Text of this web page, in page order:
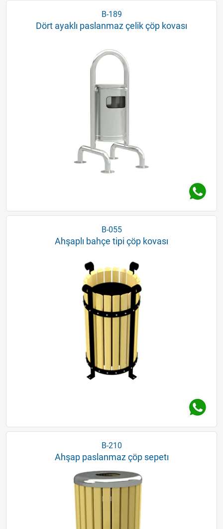
B-189
Dört ayaklı paslanmaz çelik çöp kovası
B-055
Ahşaplı bahçe tipi çöp kovası
B-210
Ahşap paslanmaz çöp sepetı